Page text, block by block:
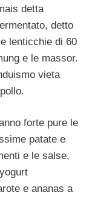
detta
detto
lenticchie di 60
e le massor.
vieta
forte pure le
patate e
e le salse,
e ananas a